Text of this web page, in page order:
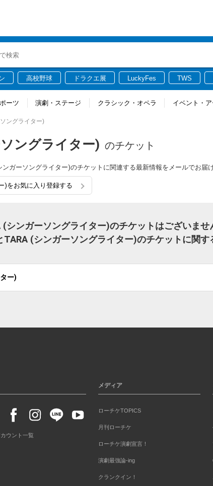
高校野球 ドラクエ展 LuckyFes TWS
ーツ 演劇・ステージ クラシック・オペラ イベント・ア
ングライター)
ングライター) のチケット
ガーソングライター)のチケットに関連する最新情報をメールでお届
)をお気に入り登録する
シンガーソングライター)のチケットはございませ
TARA (シンガーソングライター)のチケットに関
ー)
ウント一覧
メディア
ローチケTOPICS
月刊ローチケ
ローチケ演劇宣言！
演劇最強論-ing
クランクイン！